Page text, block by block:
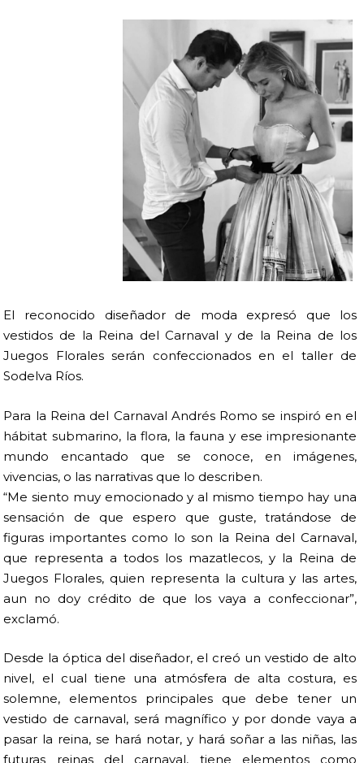
El reconocido diseñador de moda expresó que los
vestidos de la Reina del Carnaval y de la Reina de los
Juegos Florales serán confeccionados en el taller de
Sodelva Ríos.
Para la Reina del Carnaval Andrés Romo se inspiró en el
hábitat submarino, la flora, la fauna y ese impresionante
mundo encantado que se conoce, en imágenes,
vivencias, o las narrativas que lo describen.
“Me siento muy emocionado y al mismo tiempo hay una
sensación de que espero que guste, tratándose de
figuras importantes como lo son la Reina del Carnaval,
que representa a todos los mazatlecos, y la Reina de
Juegos Florales, quien representa la cultura y las artes,
aun no doy crédito de que los vaya a confeccionar”,
exclamó.
Desde la óptica del diseñador, el creó un vestido de alto
nivel, el cual tiene una atmósfera de alta costura, es
solemne, elementos principales que debe tener un
vestido de carnaval, será magnífico y por donde vaya a
pasar la reina, se hará notar, y hará soñar a las niñas, las
futuras reinas del carnaval, tiene elementos como